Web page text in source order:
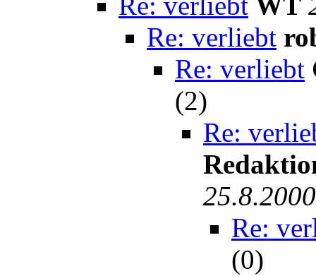
Re: verliebt
Re: verliebt
(2)
Re:
Re:
(0)